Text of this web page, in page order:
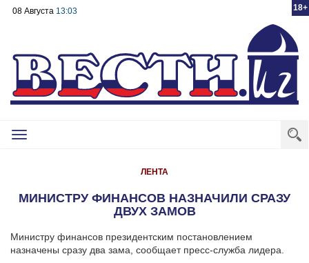
18+
08 Августа 13:03
Toggle
ЛЕНТА
МИНИСТРУ ФИНАНСОВ НАЗНАЧИЛИ СРАЗУ
ДВУХ ЗАМОВ
Министру финансов президентским постановлением
назначены сразу два зама, сообщает пресс-служба лидера.